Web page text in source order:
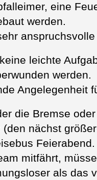
eine
werden.
leichte
werden.
Angelegenheit
die Bremse
nächst
Feierabend.
mitfährt,
als das